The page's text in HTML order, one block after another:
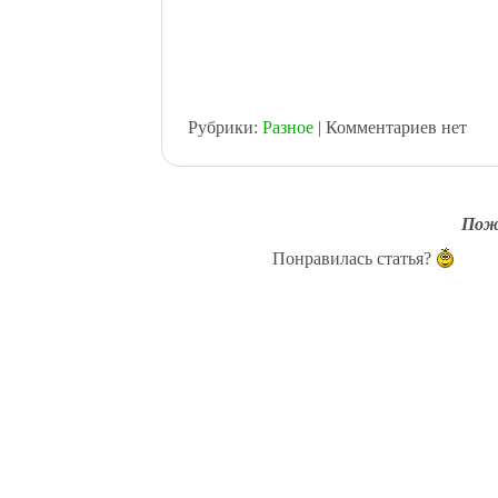
Рубрики: Разное| Комментариев нет
Понравилась статья?